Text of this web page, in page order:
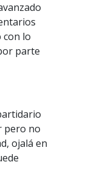
con lo
parte
pero no
ojalá en